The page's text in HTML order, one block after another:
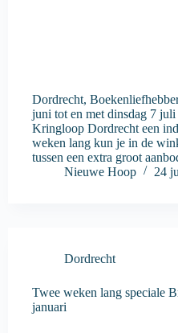
Dordrecht,
juni tot en met dinsdag 7
Kringloop Dordrecht een
weken lang kun je in de
tussen een extra groot
Nieuwe Hoop
24
Dordrecht
Twee weken lang speciale
januari